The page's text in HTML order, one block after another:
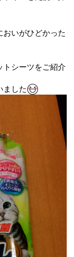
おいがひどかった
トシーツをご紹介
ました